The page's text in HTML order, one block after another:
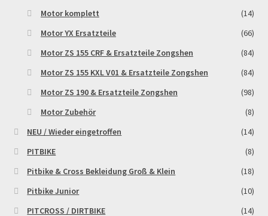
Motor komplett
(14)
Motor YX Ersatzteile
(66)
Motor ZS 155 CRF & Ersatzteile Zongshen
(84)
Motor ZS 155 KXL V01 & Ersatzteile Zongshen
(84)
Motor ZS 190 & Ersatzteile Zongshen
(98)
Motor Zubehör
(8)
NEU / Wieder eingetroffen
(14)
PITBIKE
(8)
Pitbike & Cross Bekleidung Groß & Klein
(18)
Pitbike Junior
(10)
PITCROSS / DIRTBIKE
(14)